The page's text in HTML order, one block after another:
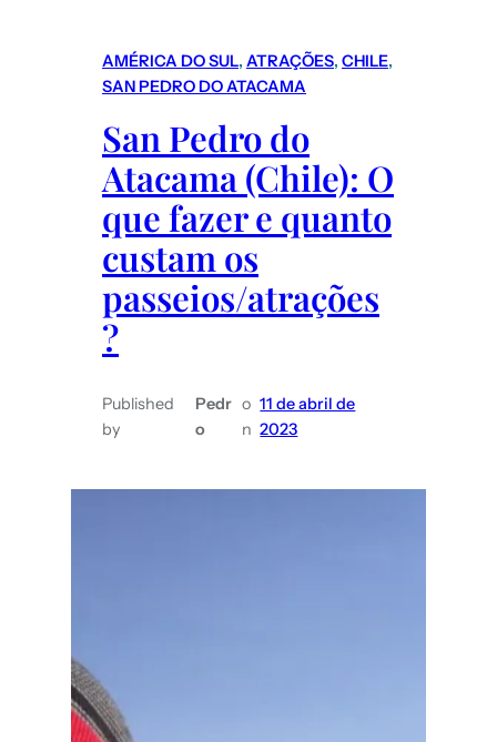
Lotação
dos
da
Disney
e
Universal
AMÉRICA DO SUL, ATRAÇÕES, CHILE
SAN PEDRO DO ATACAMA
San Pedro do
Atacama (Chile): O
que fazer e quanto
custam os
passeios/atrações
?
Published
by
Pedr
o
o
n
11 de abril de
2023